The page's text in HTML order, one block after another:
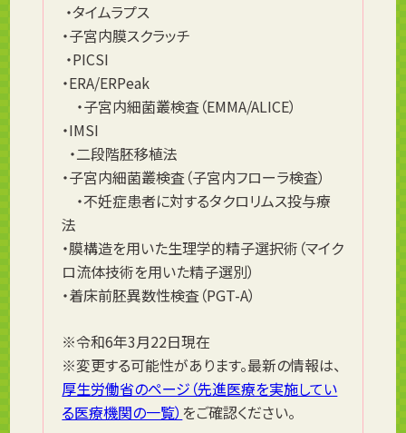
・タイムラプス
・子宮内膜スクラッチ
・PICSI
・ERA/ERPeak
・子宮内細菌叢検査（EMMA/ALICE）
・IMSI
・二段階胚移植法
・子宮内細菌叢検査（子宮内フローラ検査）
・不妊症患者に対するタクロリムス投与療
法
・膜構造を用いた生理学的精子選択術（マイク
ロ流体技術を用いた精子選別）
・着床前胚異数性検査（PGT-A）
※令和6年3月22日現在
※変更する可能性があります。最新の情報は、
厚生労働省のページ（先進医療を実施してい
る医療機関の一覧） をご確認ください。